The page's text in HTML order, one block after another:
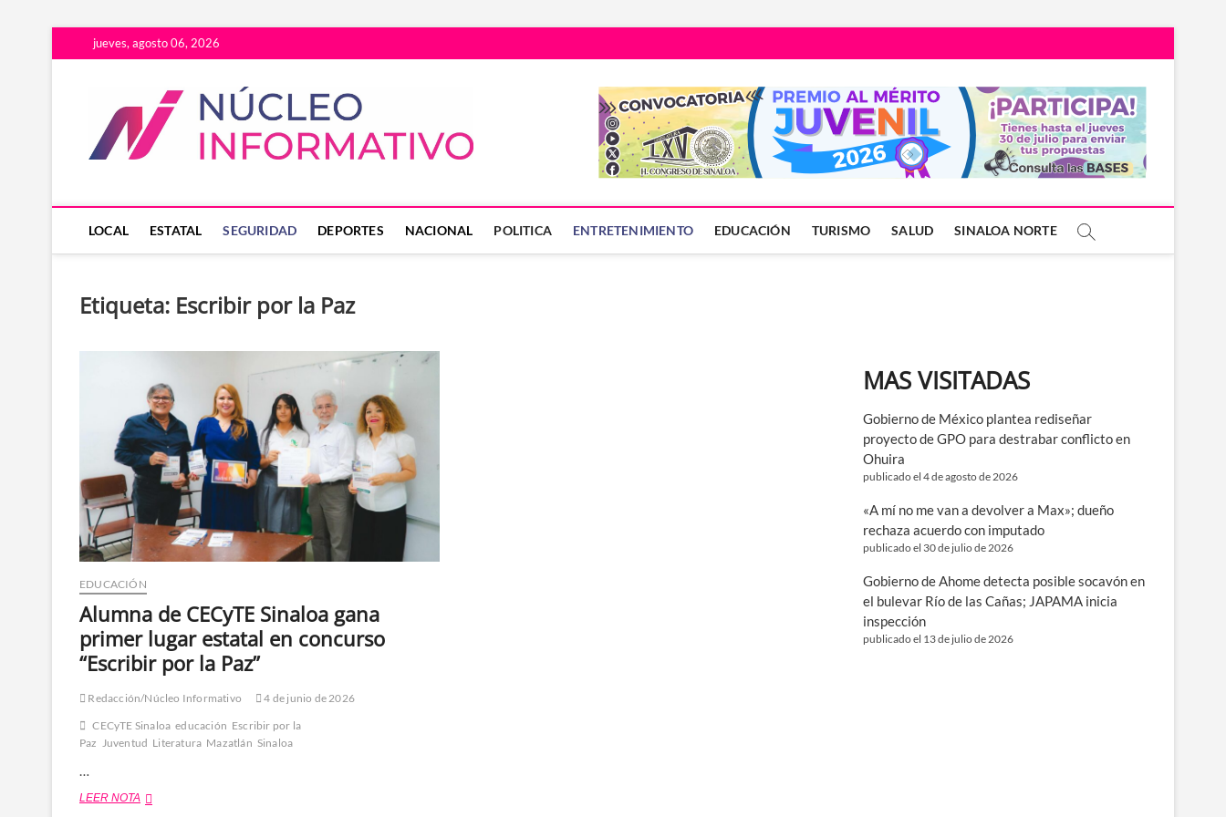
al
jueves, agosto 06, 2026
Núcleo Informativo
PORTAL DE NOTICIAS LOCALES DEL ESTADO DE SINALOA
LOCAL ESTATAL SEGURIDAD DEPORTES NACIONAL POLITICA ENTRETENIMIENTO EDUCACIÓN TURISMO SALUD SINALOA NORTE
Etiqueta: Escribir por la Paz
EDUCACIÓN
Alumna de CECyTE Sinaloa gana
primer lugar estatal en concurso
“Escribir por la Paz”
Redacción/Núcleo Informativo
4 de junio de 2026
CECyTE Sinaloa educación Escribir por la
Paz Juventud Literatura Mazatlán Sinaloa
…
LEER NOTA Alumna
MAS VISITADAS
Gobierno de México plantea rediseñar
proyecto de GPO para destrabar conflicto en
Ohuira
publicado el 4 de agosto de 2026
«A mí no me van a devolver a Max»; dueño
rechaza acuerdo con imputado
publicado el 30 de julio de 2026
Gobierno de Ahome detecta posible socavón en
el bulevar Río de las Cañas; JAPAMA inicia
inspección
publicado el 13 de julio de 2026